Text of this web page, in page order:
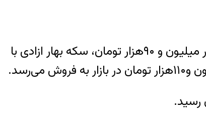
همچنین به گفته ابراهیم محمدولی، رییس اتحادیه طلا، هر قطعه سکه تمام طرح امامی با قیمت چهار میلیون و ۹۰هزار تومان، سکه بهار ازادی با